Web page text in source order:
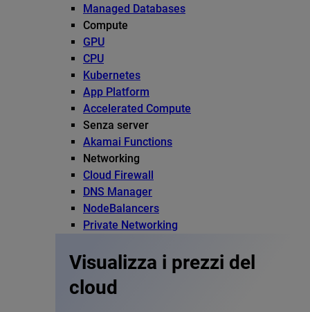
Managed Databases
Compute
GPU
CPU
Kubernetes
App Platform
Accelerated Compute
Senza server
Akamai Functions
Networking
Cloud Firewall
DNS Manager
NodeBalancers
Private Networking
Visualizza i prezzi del
cloud